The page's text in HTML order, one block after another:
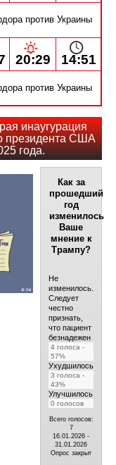
против Украины
20:29 14:51
против Украины
инаугурация
президента США
года.
Как за
прошедший
год
изменилось
Ваше
мнение к
Трампу?
Не
изменилось.
Следует
честно
признать,
что пациент
безнадежен
4 голоса
57%
Ухудшилось
3 голоса
43%
Улучшилось
0 голосов
Всего голосов:
7
16.01.2026 -
31.01.2026
Опрос закрыт